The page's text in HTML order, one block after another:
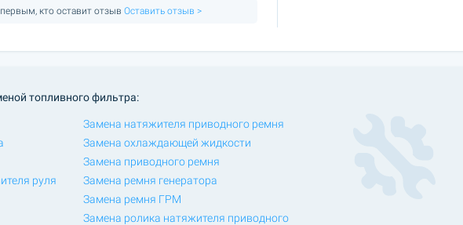
кто оставит отзыв Оставить отзыв >
топливного фильтра:
руля
Замена натяжителя приводного ремня
Замена охлаждающей жидкости
Замена приводного ремня
Замена ремня генератора
Замена ремня ГРМ
Замена ролика натяжителя приводного